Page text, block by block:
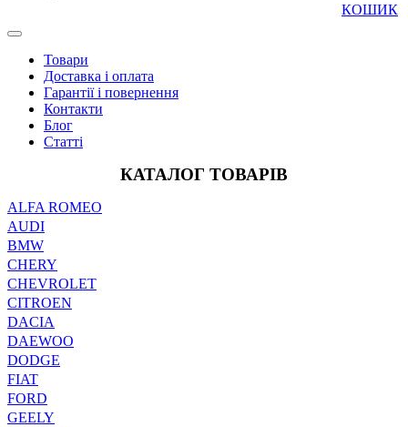
КОШИК
Товари
Доставка і оплата
Гарантії і повернення
Контакти
Блог
Статті
КАТАЛОГ ТОВАРІВ
ALFA ROMEO
AUDI
BMW
CHERY
CHEVROLET
CITROEN
DACIA
DAEWOO
DODGE
FIAT
FORD
GEELY